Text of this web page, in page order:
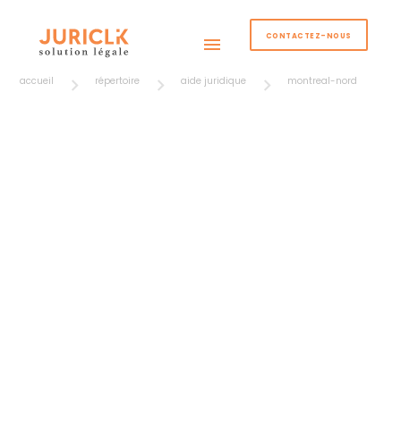
menu CONTACTEZ-NOUS
accueil répertoire aide juridique montreal-nord